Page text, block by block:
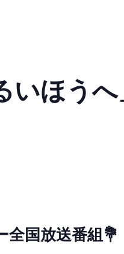
いほう
国放送番組💐